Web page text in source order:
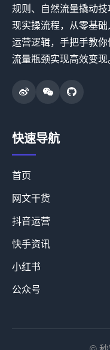
规则、自然流量撬动
现实操流程，从零基
运营逻辑，手把手教
流量瓶颈实现高效变现
快速导航
首页
网文干货
抖音运营
快手资讯
小红书
公众号